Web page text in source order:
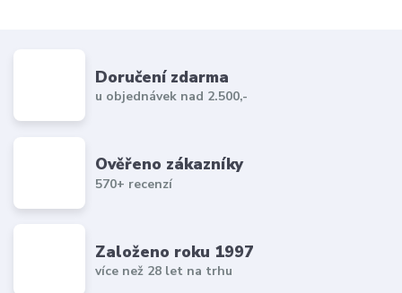
Doručení zdarma
u objednávek nad 2.500,-
Ověřeno zákazníky
570+ recenzí
Založeno roku 1997
více než 28 let na trhu